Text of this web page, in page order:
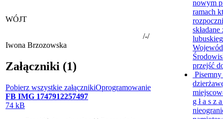
WÓJT
/-/
Iwona Brzozowska
Załączniki (1)
Pobierz wszystkie załącznikiOprogramowanie
FB IMG 1747912257497
74 kB
nowym
ramach
przejść
g ł a s z